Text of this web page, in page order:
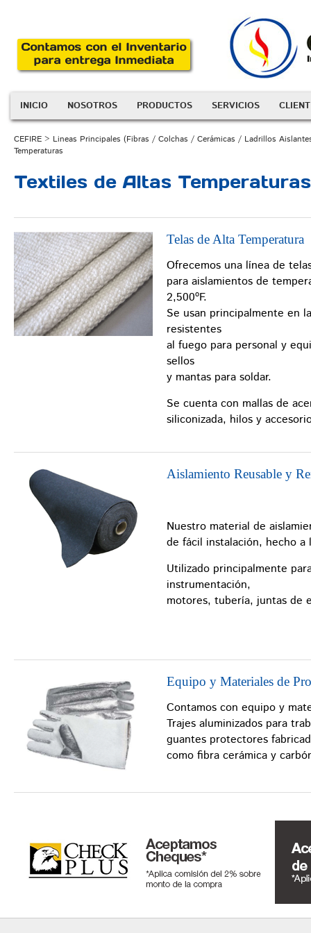
INICIO NOSOTROS PRODUCTOS SERVICIOS
CEFIRE > Lineas Principales (Fibras / Colchas / Cerámicas / Ladrillos
Temperaturas
Textiles de Altas Temperaturas
Telas de Alta Temperatura
Ofrecemos una línea de
para aislamientos de
2,500ºF.
Se usan principalmente en
resistentes
al fuego para personal y
sellos
y mantas para soldar.
Se cuenta con mallas de
siliconizada, hilos y
Aislamiento Reusable y
Nuestro material de
de fácil instalación, hecho
Utilizado principalmente
instrumentación,
motores, tubería, juntas de
Equipo y Materiales de
Contamos con equipo y
Trajes aluminizados para
guantes protectores
como fibra cerámica y